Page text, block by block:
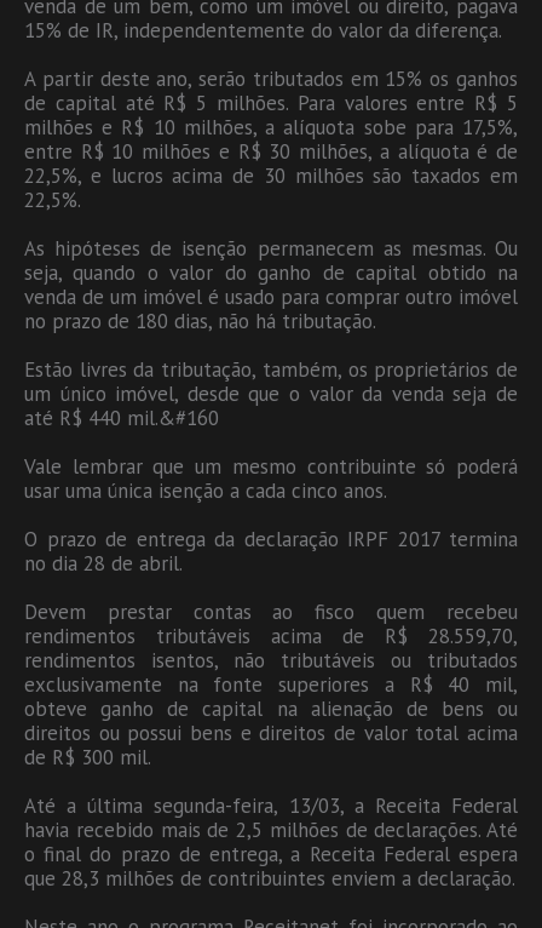
venda de um bem, como um imóvel ou direito, pagava
15% de IR, independentemente do valor da diferença.
A partir deste ano, serão tributados em 15% os ganhos
de capital até R$ 5 milhões. Para valores entre R$ 5
milhões e R$ 10 milhões, a alíquota sobe para 17,5%,
entre R$ 10 milhões e R$ 30 milhões, a alíquota é de
22,5%, e lucros acima de 30 milhões são taxados em
22,5%.
As hipóteses de isenção permanecem as mesmas. Ou
seja, quando o valor do ganho de capital obtido na
venda de um imóvel é usado para comprar outro imóvel
no prazo de 180 dias, não há tributação.
Estão livres da tributação, também, os proprietários de
um único imóvel, desde que o valor da venda seja de
até R$ 440 mil.&#160
Vale lembrar que um mesmo contribuinte só poderá
usar uma única isenção a cada cinco anos.
O prazo de entrega da declaração IRPF 2017 termina
no dia 28 de abril.
Devem prestar contas ao fisco quem recebeu
rendimentos tributáveis acima de R$ 28.559,70,
rendimentos isentos, não tributáveis ou tributados
exclusivamente na fonte superiores a R$ 40 mil,
obteve ganho de capital na alienação de bens ou
direitos ou possui bens e direitos de valor total acima
de R$ 300 mil.
Até a última segunda-feira, 13/03, a Receita Federal
havia recebido mais de 2,5 milhões de declarações. Até
o final do prazo de entrega, a Receita Federal espera
que 28,3 milhões de contribuintes enviem a declaração.